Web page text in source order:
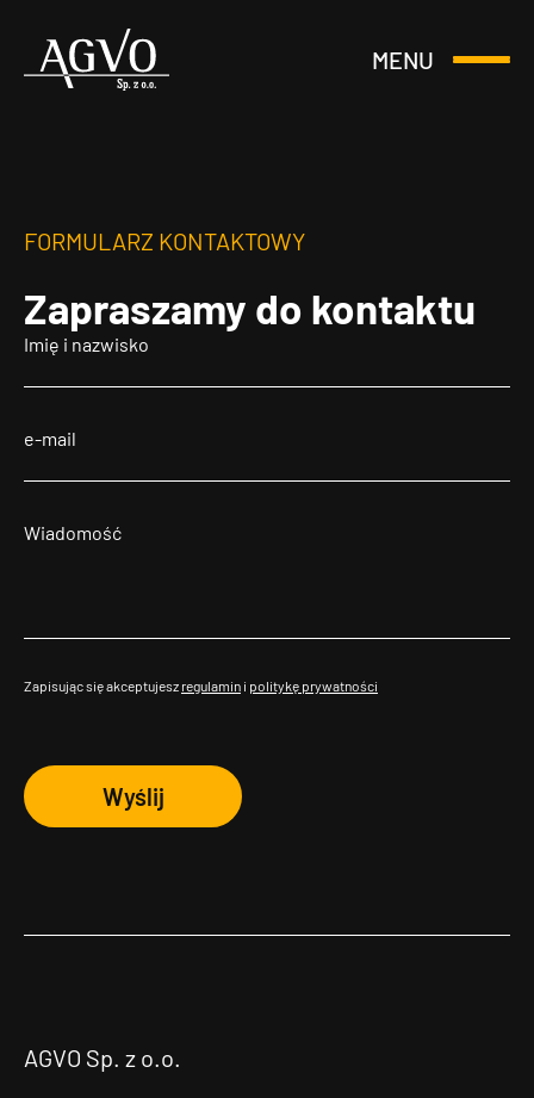
Header
MENU
Otwórz
FORMULARZ KONTAKTOWY
Zapraszamy do kontaktu
Zapisując się akceptujesz regulamin i politykę prywatności
Wyślij
AGVO Sp. z o.o.